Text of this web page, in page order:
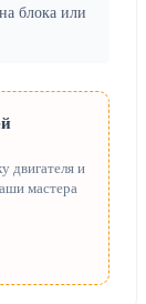
блока или
двигателя и
мастера